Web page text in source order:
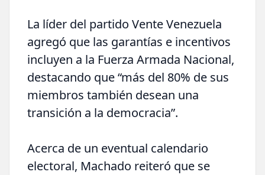
La líder del partido Vente Venezuela
agregó que las garantías e incentivos
incluyen a la Fuerza Armada Nacional,
destacando que “más del 80% de sus
miembros también desean una
transición a la democracia”.
Acerca de un eventual calendario
electoral, Machado reiteró que se